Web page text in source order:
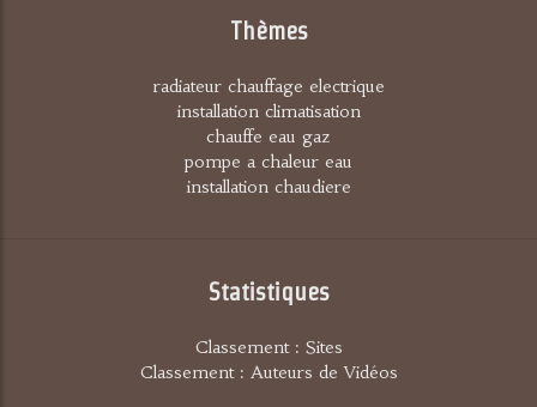
Thèmes
radiateur chauffage electrique
installation climatisation
chauffe eau gaz
pompe a chaleur eau
installation chaudiere
Statistiques
Classement : Sites
Classement : Auteurs de Vidéos